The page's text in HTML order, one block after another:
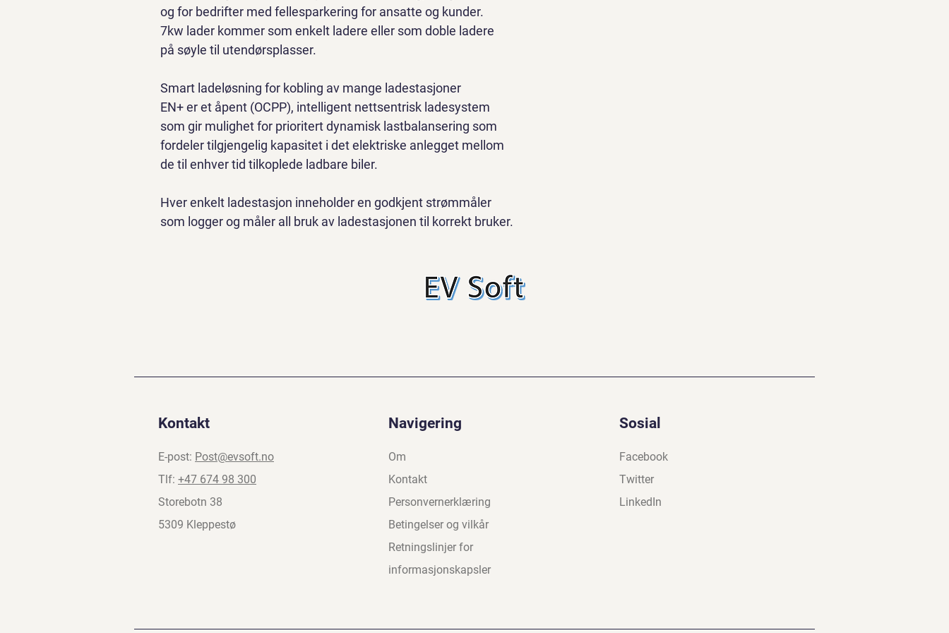
og for bedrifter med fellesparkering for ansatte og kunder.
7kw lader kommer som enkelt ladere eller som doble ladere
på søyle til utendørsplasser.
Smart ladeløsning for kobling av mange ladestasjoner
EN+ er et åpent (OCPP), intelligent nettsentrisk ladesystem
som gir mulighet for prioritert dynamisk lastbalansering som
fordeler tilgjengelig kapasitet i det elektriske anlegget mellom
de til enhver tid tilkoplede ladbare biler.
Hver enkelt ladestasjon inneholder en godkjent strømmåler
som logger og måler all bruk av ladestasjonen til korrekt bruker.
Kontakt
E-post: Post@evsoft.no
Tlf: +47 674 98 300
Storebotn 38
5309 Kleppestø
Navigering
Om
Kontakt
Personvernerklæring
Betingelser og vilkår
Retningslinjer for
informasjonskapsler
Sosial
Facebook
Twitter
LinkedIn